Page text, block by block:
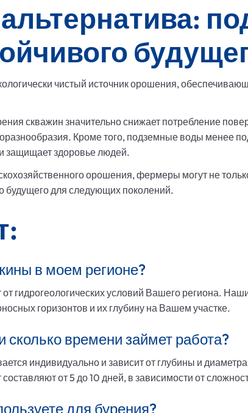
чистый источник орошения,
скважин значительно снижает потребление
Кроме того, подземные воды менее
защищает здоровье людей.
орошения, фермеры могут не
будущего для следующих поколений.
в моем регионе?
гидрогеологических условий Вашего региона.
горизонтов и их глубину на Вашем участке.
сколько времени займет работа?
индивидуально и зависит от глубины и
от 5 до 10 дней, в зависимости от
для бурения?